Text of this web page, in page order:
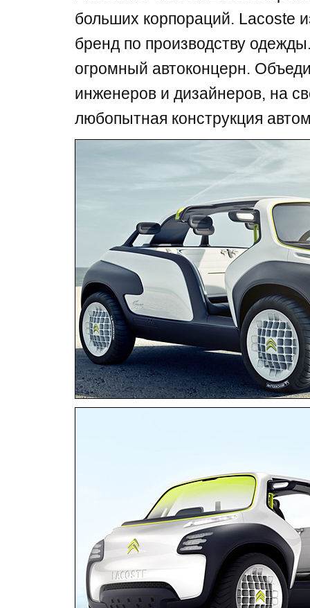
больших корпораций. Lacoste
бренд по производству
огромный автоконцерн.
инженеров и дизайнеров, на
любопытная конструкция